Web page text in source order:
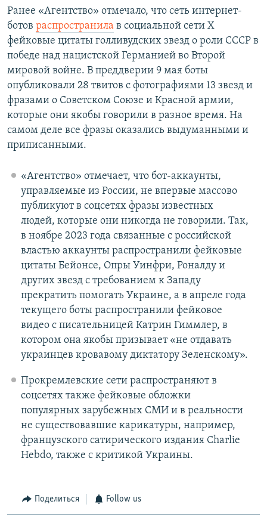
Ранее «Агентство» отмечало, что сеть интернет-
ботов распространила в социальной сети X
фейковые цитаты голливудских звезд о роли СССР в
победе над нацистской Германией во Второй
мировой войне. В преддверии 9 мая боты
опубликовали 28 твитов с фотографиями 13 звезд и
фразами о Советском Союзе и Красной армии,
которые они якобы говорили в разное время. На
самом деле все фразы оказались выдуманными и
приписанными.
«Агентство» отмечает, что бот-аккаунты,
управляемые из России, не впервые массово
публикуют в соцсетях фразы известных
людей, которые они никогда не говорили. Так,
в ноябре 2023 года связанные с российской
властью аккаунты распространили фейковые
цитаты Бейонсе, Опры Уинфри, Роналду и
других звезд с требованием к Западу
прекратить помогать Украине, а в апреле года
текущего боты распространили фейковое
видео с писательницей Катрин Гиммлер, в
котором она якобы призывает «не отдавать
украинцев кровавому диктатору Зеленскому».
Прокремлевские сети распространяют в
соцсетях также фейковые обложки
популярных зарубежных СМИ и в реальности
не существовавшие карикатуры, например,
французского сатирического издания Charlie
Hebdo, также с критикой Украины.
Поделиться Follow us